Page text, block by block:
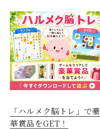
「ハルメク脳トレ」で豪
華賞品をGET！